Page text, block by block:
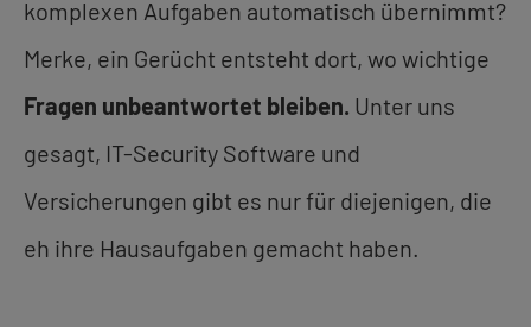
komplexen Aufgaben automatisch übernimmt?
Merke, ein Gerücht entsteht dort, wo wichtige
Fragen unbeantwortet bleiben. Unter uns
gesagt, IT-Security Software und
Versicherungen gibt es nur für diejenigen, die
eh ihre Hausaufgaben gemacht haben.